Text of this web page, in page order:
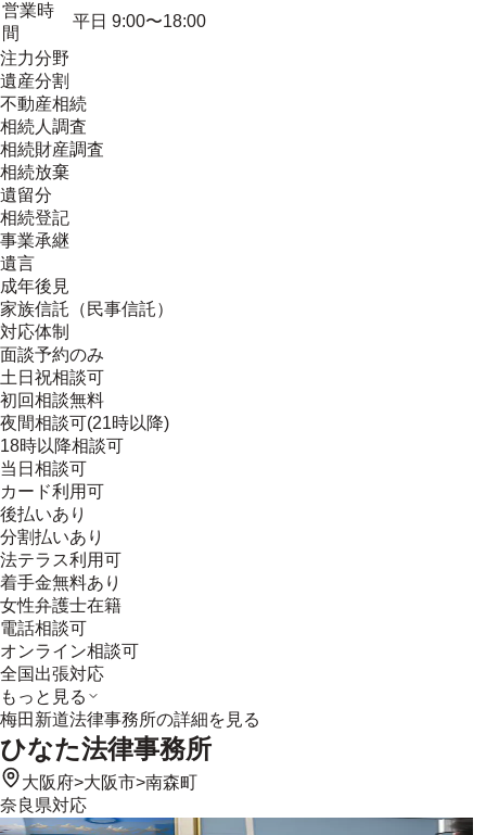
営業時
間
平日 9:00〜18:00
注力分野
遺産分割
不動産相続
相続人調査
相続財産調査
相続放棄
遺留分
相続登記
事業承継
遺言
成年後見
家族信託（民事信託）
対応体制
面談予約のみ
土日祝相談可
初回相談無料
夜間相談可(21時以降)
18時以降相談可
当日相談可
カード利用可
後払いあり
分割払いあり
法テラス利用可
着手金無料あり
女性弁護士在籍
電話相談可
オンライン相談可
全国出張対応
もっと見る
梅田新道法律事務所の詳細を見る
ひなた法律事務所
大阪府>大阪市>南森町
奈良県対応